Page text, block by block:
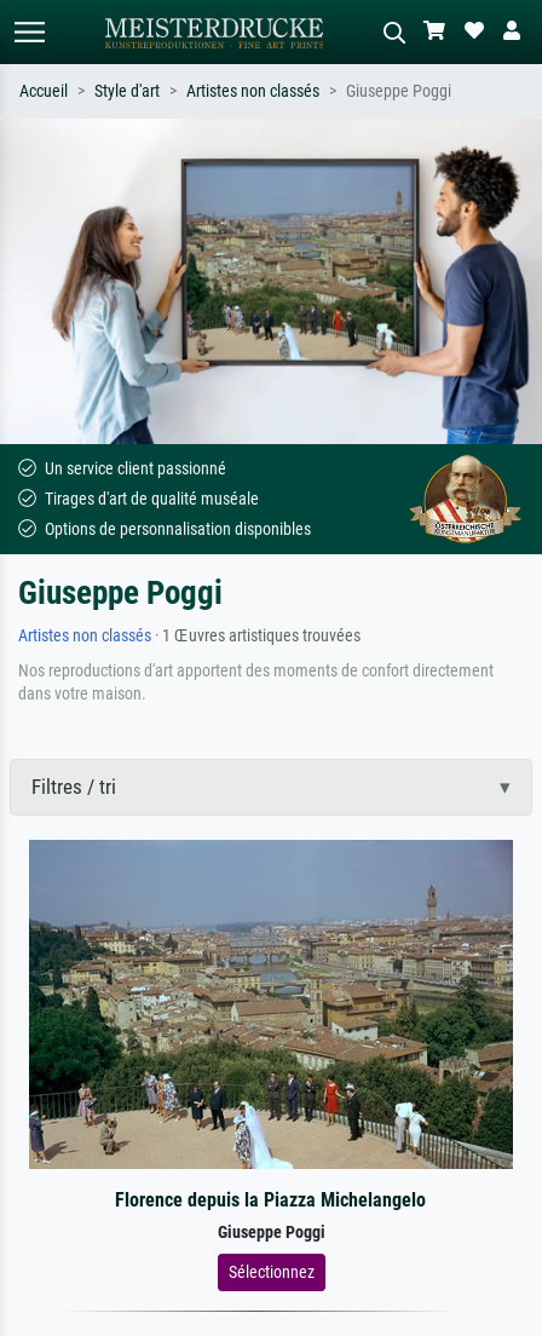
ex. Monet, Nuit étoilée,
impressionnisme, vague de Hokusai,
nu.
Décrivez la scène – ex. prairie verte,
abstrait avec beaucoup de rouge,
tableau sombre, nu debout près d'un
arbre.
Accueil Style d'art Artistes non classés Giuseppe Poggi
Un service client passionné
Tirages d'art de qualité muséale
Options de personnalisation disponibles
Giuseppe Poggi
Artistes non classés · 1 Œuvres artistiques trouvées
Nos reproductions d'art apportent des moments de confort directement
dans votre maison.
Filtres / tri
Florence depuis la Piazza Michelangelo
Giuseppe Poggi
Sélectionnez